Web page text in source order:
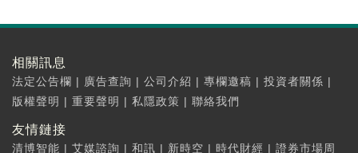
相關訊息
法定公告欄 | 廣告查詢 | 公司介紹 | 專欄邀稿 | 投資者關係 |
版權聲明 | 重要聲明 | 私隱政策 | 聯絡我們
友情鏈接
清博智能 | 艾媒諮詢 | 和訊 | 新時空 | 時代財經 | 證券市場周